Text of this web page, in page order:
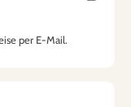
per E-Mail.